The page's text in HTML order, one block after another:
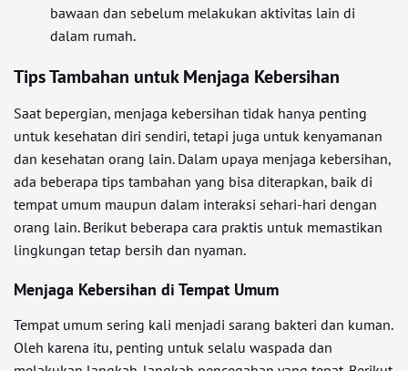
bawaan dan sebelum melakukan aktivitas lain di
dalam rumah.
Tips Tambahan untuk Menjaga Kebersihan
Saat bepergian, menjaga kebersihan tidak hanya penting
untuk kesehatan diri sendiri, tetapi juga untuk kenyamanan
dan kesehatan orang lain. Dalam upaya menjaga kebersihan,
ada beberapa tips tambahan yang bisa diterapkan, baik di
tempat umum maupun dalam interaksi sehari-hari dengan
orang lain. Berikut beberapa cara praktis untuk memastikan
lingkungan tetap bersih dan nyaman.
Menjaga Kebersihan di Tempat Umum
Tempat umum sering kali menjadi sarang bakteri dan kuman.
Oleh karena itu, penting untuk selalu waspada dan